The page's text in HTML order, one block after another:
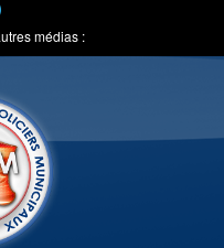
médias :